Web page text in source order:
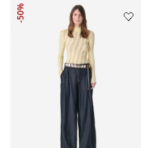
-50%